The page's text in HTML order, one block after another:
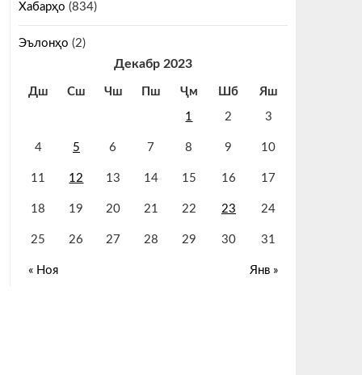
Хабарҳо (834)
Эълонҳо (2)
Декабр 2023
Дш Сш Чш Пш Ҷм Шб Яш
« Ноя Янв »
1 2 3
4 5 6 7 8 9 10
11 12 13 14 15 16 17
18 19 20 21 22 23 24
25 26 27 28 29 30 31